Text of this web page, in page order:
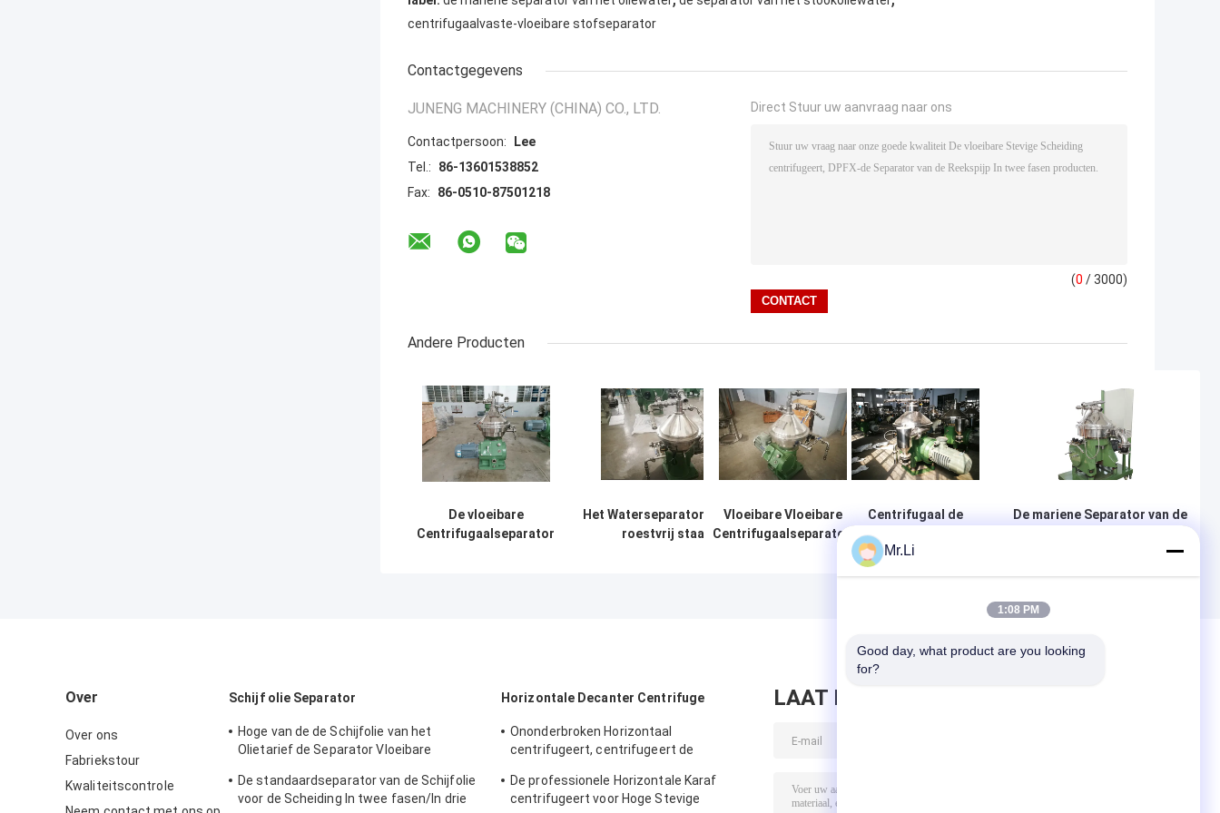
centrifugaalvaste-vloeibare stofseparator
Contactgegevens
JUNENG MACHINERY (CHINA) CO., LTD.
Contactpersoon:
Lee
Tel.:
86-13601538852
Fax:
86-0510-87501218
Direct Stuur uw aanvraag naar ons
(0 / 3000)
Andere Producten
De vloeibare
Centrifugaalseparator
Het Waterseparator van de
roestvrij staal
Vloeibare Vloeibare
Centrifugaalseparator,
Centrifugaal de
Speciaal Ontwerp
in drie stadia van
De mariene Separator van de
Over
Over ons
Fabriekstour
Kwaliteitscontrole
Schijf olie Separator
Hoge van de de Schijfolie van het
Olietarief de Separator Vloeibare
geluidssterkte
De standaardseparator van de Schijfolie
voor de Scheiding In twee fasen/In drie
Horizontale Decanter Centrifuge
Ononderbroken Horizontaal
centrifugeert, centrifugeert de
De professionele Horizontale Karaf
centrifugeert voor Hoge Stevige
LAAT BERICHT ACHTER
Mr.Li
1:08 PM
Good day, what product are you looking
for?